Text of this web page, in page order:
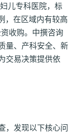
儿专科医院，标
，在区域内有较高
收购。中撰咨询
量、产科安全、新
交易决策提供依
，发现以下核心问